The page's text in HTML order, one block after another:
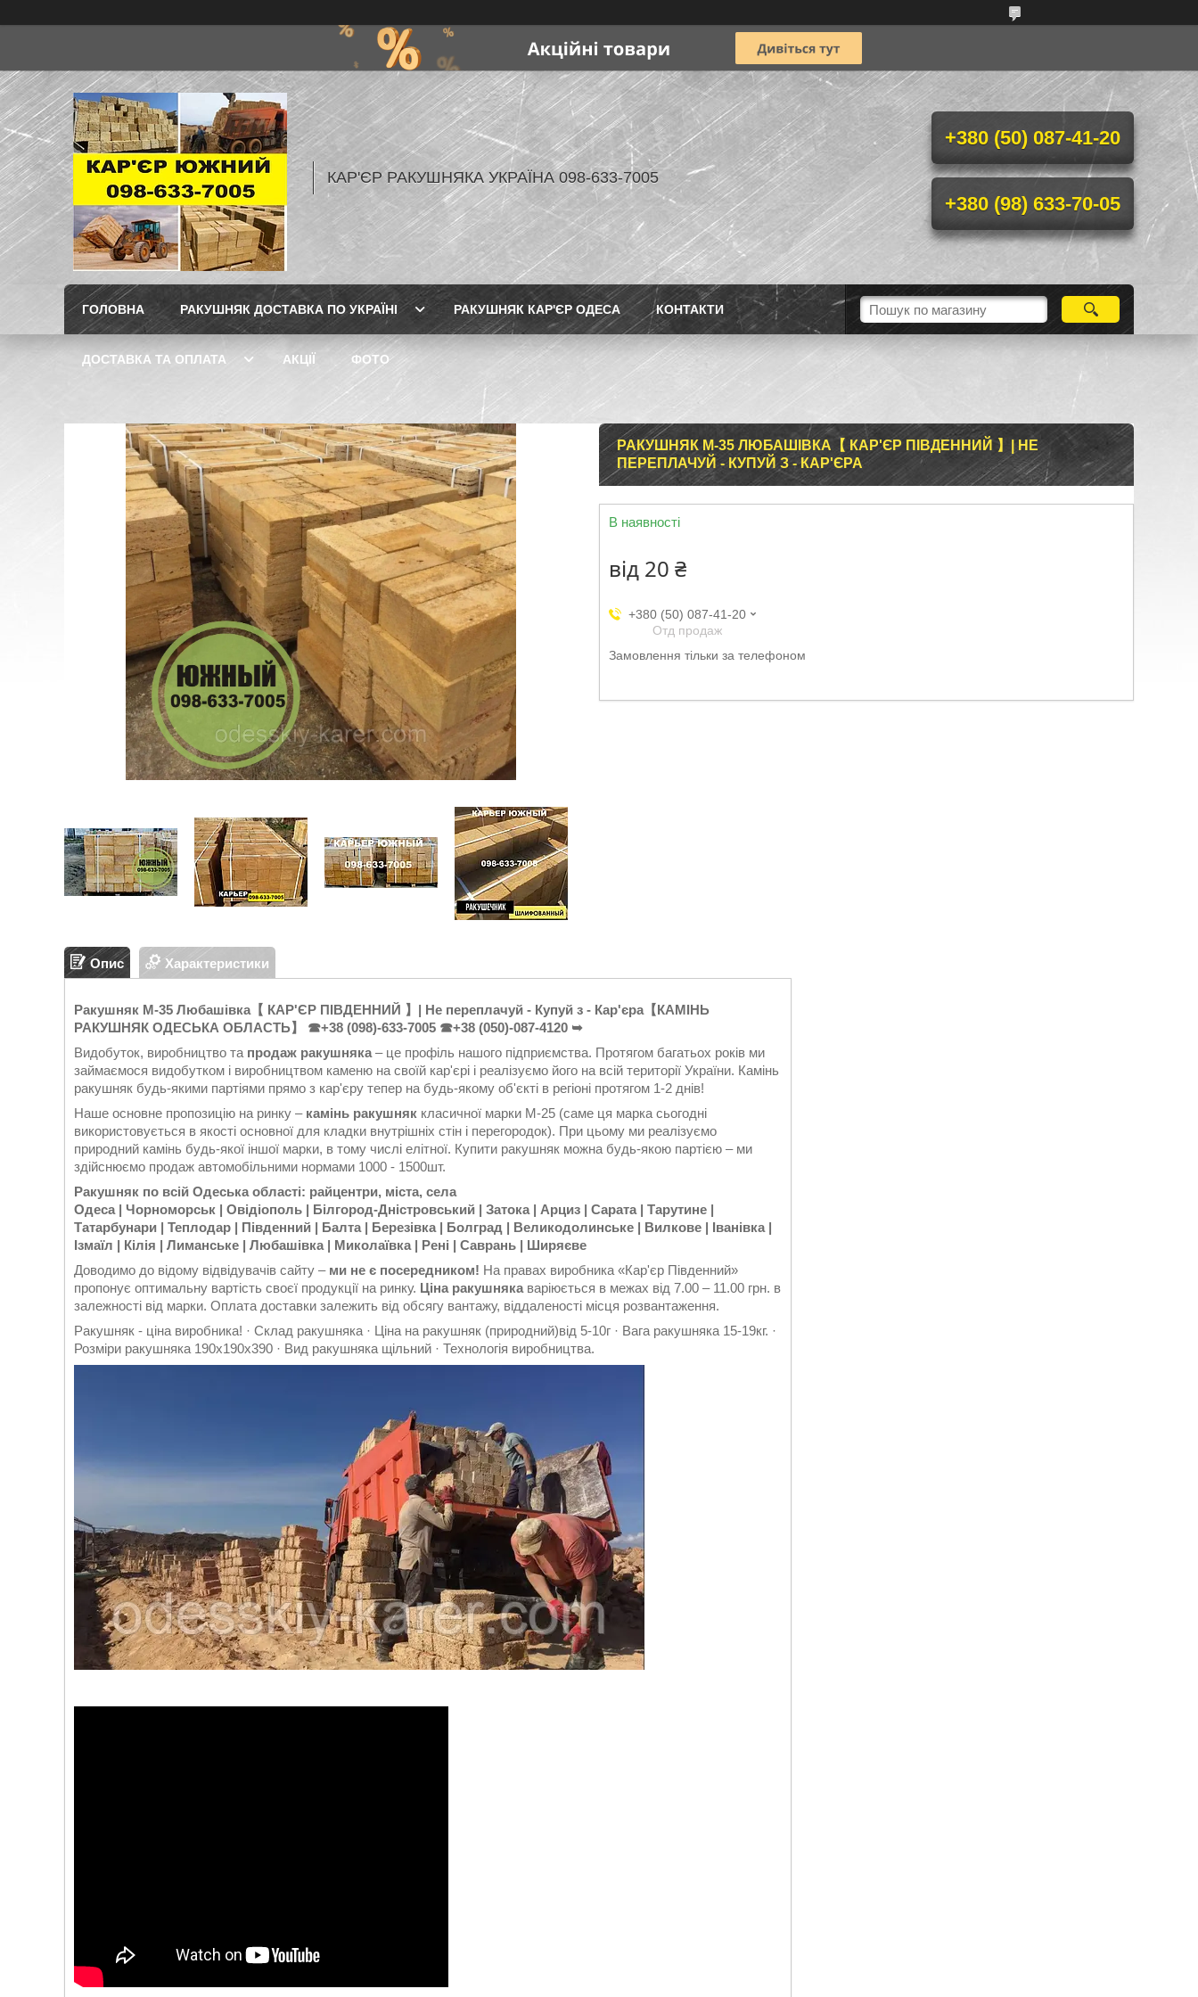
КАР'ЄР РАКУШНЯКА УКРАЇНА 098-633-7005
+380 (50) 087-41-20
+380 (98) 633-70-05
ГОЛОВНА РАКУШНЯК ДОСТАВКА ПО УКРАЇНІ РАКУШНЯК КАР'ЄР ОДЕСА КОНТАКТИ
ДОСТАВКА ТА ОПЛАТА АКЦІЇ ФОТО
РАКУШНЯК М-35 ЛЮБАШІВКА【 КАР'ЄР ПІВДЕННИЙ 】| НЕ
ПЕРЕПЛАЧУЙ - КУПУЙ З - КАР'ЄРА
В наявності
від 20 ₴
+380 (50) 087-41-20
Отд продаж
Замовлення тільки за телефоном
Опис Характеристики
Ракушняк М-35 Любашівка【 КАР'ЄР ПІВДЕННИЙ 】| Не переплачуй - Купуй з - Кар'єра【КАМІНЬ
РАКУШНЯК ОДЕСЬКА ОБЛАСТЬ】
☎+38 (098)-633-7005 ☎+38 (050)-087-4120 ➥
Видобуток, виробництво та продаж ракушняка – це профіль нашого підприємства. Протягом багатьох років ми
займаємося видобутком і виробництвом каменю на своїй кар'єрі і реалізуємо його на всій території України. Камінь
ракушняк будь-якими партіями прямо з кар'єру тепер на будь-якому об'єкті в регіоні протягом 1-2 днів!
Наше основне пропозицію на ринку – камінь ракушняк класичної марки М-25 (саме ця марка сьогодні
використовується в якості основної для кладки внутрішніх стін і перегородок). При цьому ми реалізуємо
природний камінь будь-якої іншої марки, в тому числі елітної. Купити ракушняк можна будь-якою партією – ми
здійснюємо продаж автомобільними нормами 1000 - 1500шт.
Ракушняк по всій Одеська області: райцентри, міста, села
Одеса | Чорноморськ | Овідіополь | Білгород-Дністровський | Затока | Арциз | Сарата | Тарутине |
Татарбунари | Теплодар | Південний | Балта | Березівка | Болград | Великодолинське | Вилкове | Іванівка |
Ізмаїл | Кілія | Лиманське | Любашівка | Миколаївка | Рені | Саврань | Ширяєве
Доводимо до відому відвідувачів сайту – ми не є посередником! На правах виробника «Кар'єр Південний»
пропонує оптимальну вартість своєї продукції на ринку. Ціна ракушняка варіюється в межах від 7.00 – 11.00 грн. в
залежності від марки. Оплата доставки залежить від обсягу вантажу, віддаленості місця розвантаження.
Ракушняк - ціна виробника! · Склад ракушняка · Ціна на ракушняк (природний)від 5-10г · Вага ракушняка 15-19кг. ·
Розміри ракушняка 190х190х390 · Вид ракушняка щільний · Технологія виробництва.